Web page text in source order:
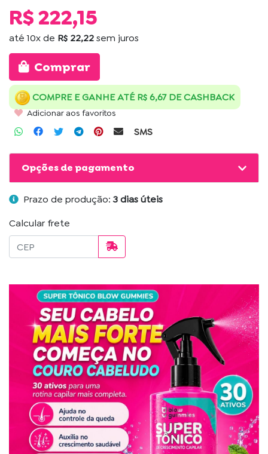
R$ 222,15
até10xde R$ 22,22sem juros
Comprar
COMPRE E GANHE ATÉ R$ 6,67 DE CASHBACK
Adicionar aos favoritos
SMS
Opções de pagamento
Prazo de produção: 3 dias úteis
Calcular frete